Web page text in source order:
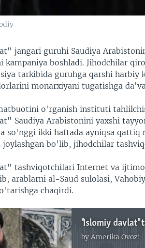
jangari guruhi Saudiya
kampaniya boshladi. Jihodchilar
tarkibida guruhga qarshi harbiy
monarxiyani tugatishga
o'rganish instituti
Saudiya Arabistonini yaxshi
so'nggi ikki haftada ayniqsa
joylashgan bo'lib, jihodchilar
tashviqotchilari Internet va
arablarni al-Saud sulolasi,
chaqirdi.
byAmerika Ovozi
No media source